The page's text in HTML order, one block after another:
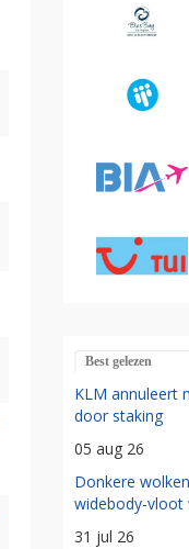
Best gelezen
KLM annuleert
door staking
05 aug 26
Donkere
widebody-vloot
31 jul 26